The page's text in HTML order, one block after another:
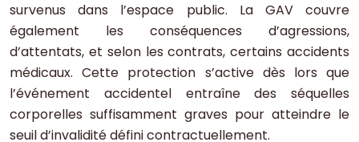
survenus dans l’espace public. La GAV couvre
également les conséquences d’agressions,
d’attentats, et selon les contrats, certains accidents
médicaux. Cette protection s’active dès lors que
l’événement accidentel entraîne des séquelles
corporelles suffisamment graves pour atteindre le
seuil d’invalidité défini contractuellement.